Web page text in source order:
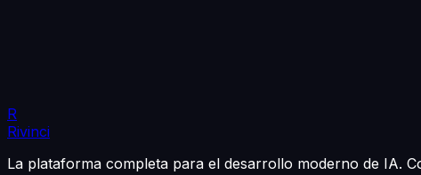
R
Rivinci
La plataforma completa para el desarrollo moderno de IA.